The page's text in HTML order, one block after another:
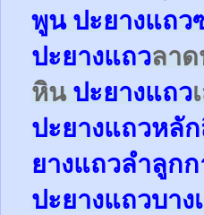
พูน ปะยางแถว
ปะยางแถวลาด
หิน ปะยางแถว
ปะยางแถวหลั
ยางแถวลำลูกก
ปะยางแถวบาง